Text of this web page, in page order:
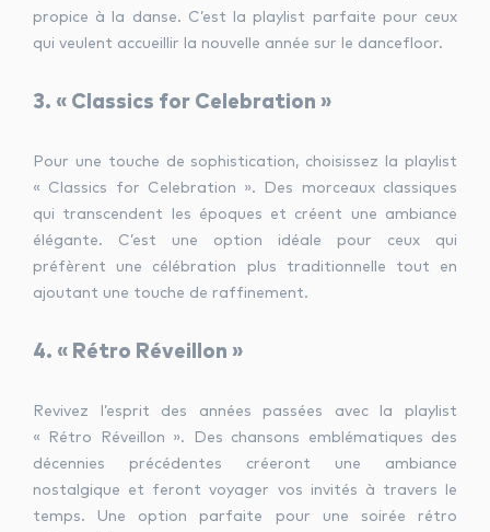
propice à la danse. C’est la playlist parfaite pour ceux
qui veulent accueillir la nouvelle année sur le dancefloor.
3. « Classics for Celebration »
Pour une touche de sophistication, choisissez la playlist
« Classics for Celebration ». Des morceaux classiques
qui transcendent les époques et créent une ambiance
élégante. C’est une option idéale pour ceux qui
préfèrent une célébration plus traditionnelle tout en
ajoutant une touche de raffinement.
4. « Rétro Réveillon »
Revivez l’esprit des années passées avec la playlist
« Rétro Réveillon ». Des chansons emblématiques des
décennies précédentes créeront une ambiance
nostalgique et feront voyager vos invités à travers le
temps. Une option parfaite pour une soirée rétro